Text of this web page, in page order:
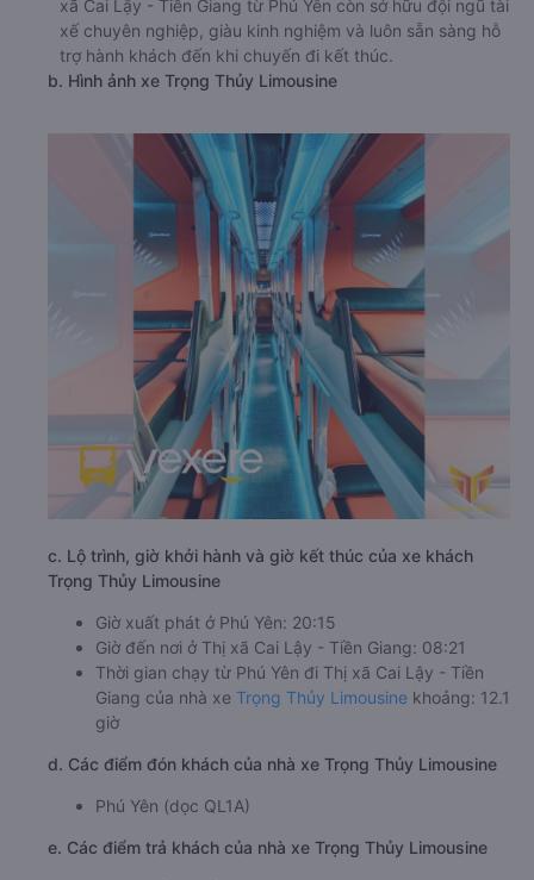
xã Cai Lậy - Tiền Giang từ Phú Yên còn sở hữu đội ngũ tài
xế chuyên nghiệp, giàu kinh nghiệm và luôn sẵn sàng hỗ
trợ hành khách đến khi chuyến đi kết thúc.
b. Hình ảnh xe Trọng Thủy Limousine
c. Lộ trình, giờ khởi hành và giờ kết thúc của xe khách
Trọng Thủy Limousine
Giờ xuất phát ở Phú Yên: 20:15
Giờ đến nơi ở Thị xã Cai Lậy - Tiền Giang: 08:21
Thời gian chạy từ Phú Yên đi Thị xã Cai Lậy - Tiền
Giang của nhà xe Trọng Thủy Limousine khoảng: 12.1
giờ
d. Các điểm đón khách của nhà xe Trọng Thủy Limousine
Phú Yên (dọc QL1A)
e. Các điểm trả khách của nhà xe Trọng Thủy Limousine